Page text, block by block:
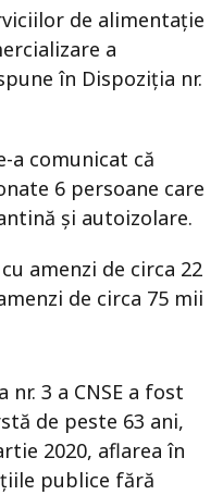
de alimentație
a
în Dispoziția nr.
a comunicat că
6 persoane care
și autoizolare.
amenzi de circa 22
de circa 75 mii
3 a CNSE a fost
de peste 63 ani,
2020, aflarea în
publice fără